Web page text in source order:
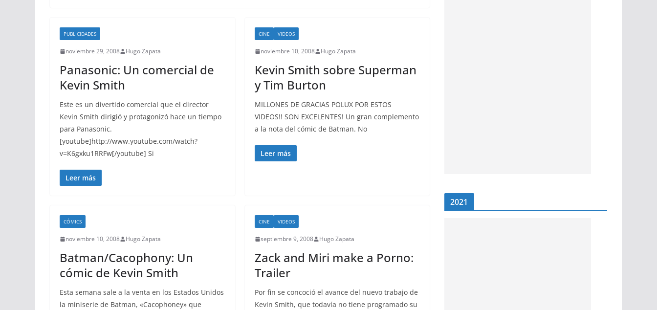
PUBLICIDADES
noviembre 29, 2008 Hugo Zapata
Panasonic: Un comercial de
Kevin Smith
Este es un divertido comercial que el director
Kevin Smith dirigió y protagonizó hace un tiempo
para Panasonic.
[youtube]http://www.youtube.com/watch?
v=K6gxku1RRFw[/youtube] Si
Leer más
CINE VIDEOS
noviembre 10, 2008 Hugo Zapata
Kevin Smith sobre Superman
y Tim Burton
MILLONES DE GRACIAS POLUX POR ESTOS
VIDEOS!! SON EXCELENTES! Un gran complemento
a la nota del cómic de Batman. No
Leer más
CÓMICS
noviembre 10, 2008 Hugo Zapata
Batman/Cacophony: Un
cómic de Kevin Smith
Esta semana sale a la venta en los Estados Unidos
la miniserie de Batman, «Cacophoney» que
CINE VIDEOS
septiembre 9, 2008 Hugo Zapata
Zack and Miri make a Porno:
Trailer
Por fin se concoció el avance del nuevo trabajo de
Kevin Smith, que todavía no tiene programado su
2021